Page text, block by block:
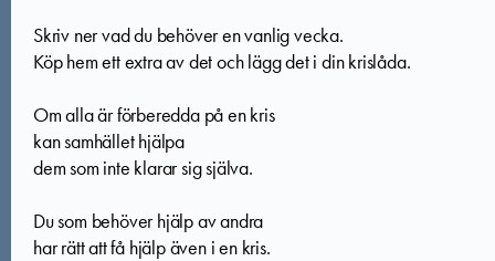
Skriv ner vad du behöver en vanlig vecka.
Köp hem ett extra av det och lägg det i din krislåda.
Om alla är förberedda på en kris
kan samhället hjälpa
dem som inte klarar sig själva.
Du som behöver hjälp av andra
har rätt att få hjälp även i en kris.